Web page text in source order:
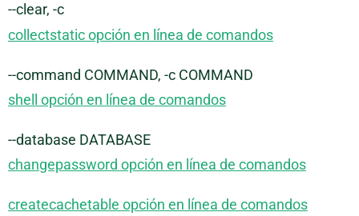
--clear, -c
collectstatic opción en línea de comandos
--command COMMAND, -c COMMAND
shell opción en línea de comandos
--database DATABASE
changepassword opción en línea de comandos
createcachetable opción en línea de comandos